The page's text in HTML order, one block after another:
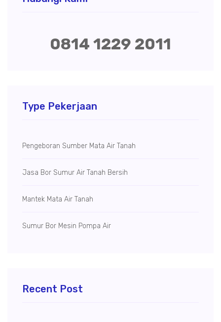
0814 1229 2011
Type Pekerjaan
Pengeboran Sumber Mata Air Tanah
Jasa Bor Sumur Air Tanah Bersih
Mantek Mata Air Tanah
Sumur Bor Mesin Pompa Air
Recent Post